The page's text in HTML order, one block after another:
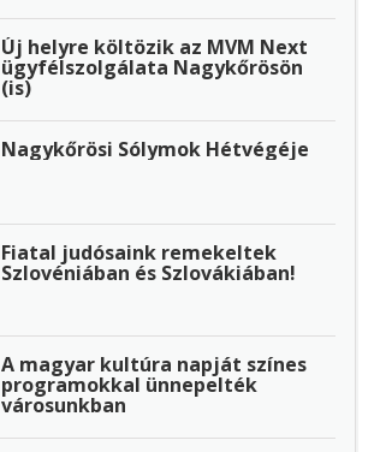
Új helyre költözik az MVM Next
ügyfélszolgálata Nagykőrösön
(is)
Nagykőrösi Sólymok Hétvégéje
Fiatal judósaink remekeltek
Szlovéniában és Szlovákiában!
A magyar kultúra napját színes
programokkal ünnepelték
városunkban